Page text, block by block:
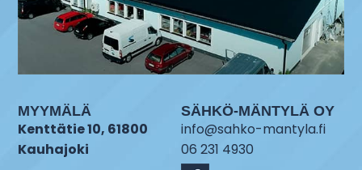
MYYMÄLÄ
Kenttätie 10, 61800
Kauhajoki
SÄHKÖ-MÄNTYLÄ OY
info@sahko-mantyla.fi
06 231 4930